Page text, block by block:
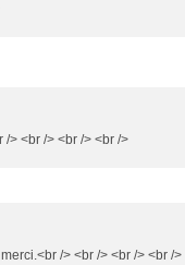
/> <br /> <br /> <br />
/> <br /> <br /> <br />